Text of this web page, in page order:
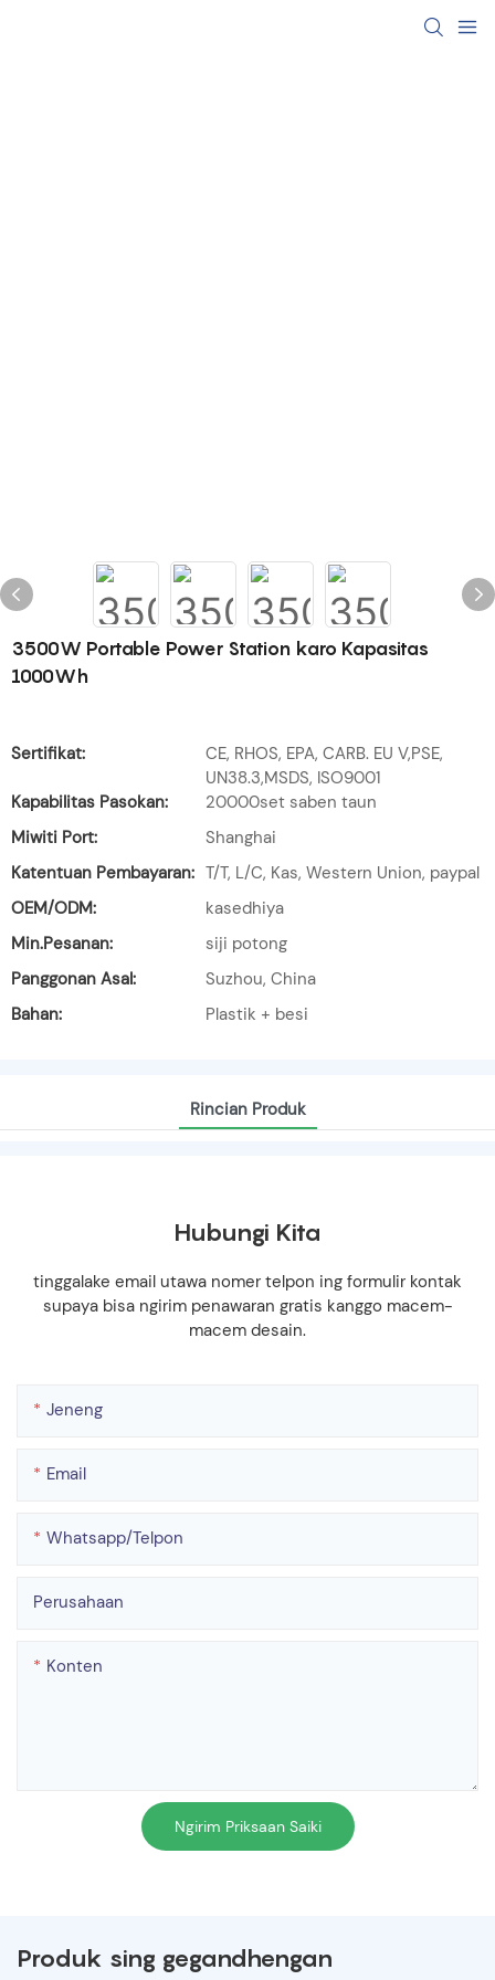
3500W Portable Power Station karo Kapasitas
1000Wh
Sertifikat:
CE, RHOS, EPA, CARB. EU V,PSE,
UN38.3,MSDS, ISO9001
Kapabilitas Pasokan:
20000set saben taun
Miwiti Port:
Shanghai
Katentuan Pembayaran: T/T, L/C, Kas, Western Union, paypal
OEM/ODM:
kasedhiya
Min.Pesanan:
siji potong
Panggonan Asal:
Suzhou, China
Bahan:
Plastik + besi
Rincian Produk
Hubungi Kita
tinggalake email utawa nomer telpon ing formulir kontak
supaya bisa ngirim penawaran gratis kanggo macem-
macem desain.
Jeneng
Email
Whatsapp/telpon
Perusahaan
Konten
Ngirim Priksaan Saiki
Produk sing gegandhengan